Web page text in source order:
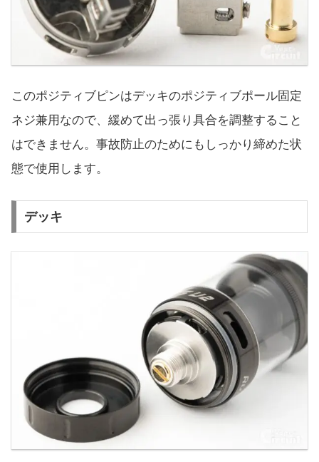
このポジティブピンはデッキのポジティブポール固定
ネジ兼用なので、緩めて出っ張り具合を調整すること
はできません。事故防止のためにもしっかり締めた状
態で使用します。
デッキ